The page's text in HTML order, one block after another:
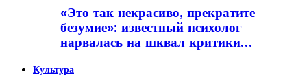
«Это так некрасиво, прекратите
безумие»: известный психолог
нарвалась на шквал критики…
Культура